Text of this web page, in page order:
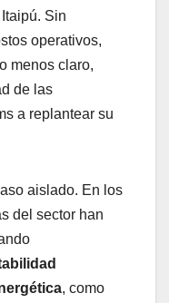
Sin
operativos,
menos claro,
de las
a replantear su
aislado. En los
del sector han
, como